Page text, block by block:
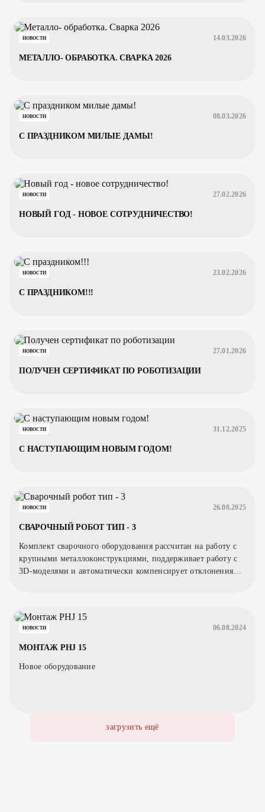
НОВОСТИ 14.03.2026
МЕТАЛЛО- ОБРАБОТКА. СВАРКА 2026
НОВОСТИ 08.03.2026
С ПРАЗДНИКОМ МИЛЫЕ ДАМЫ!
НОВОСТИ 27.02.2026
НОВЫЙ ГОД - НОВОЕ СОТРУДНИЧЕСТВО!
НОВОСТИ 23.02.2026
С ПРАЗДНИКОМ!!!
НОВОСТИ 27.01.2026
ПОЛУЧЕН СЕРТИФИКАТ ПО РОБОТИЗАЦИИ
НОВОСТИ 31.12.2025
С НАСТУПАЮЩИМ НОВЫМ ГОДОМ!
НОВОСТИ 26.08.2025
СВАРОЧНЫЙ РОБОТ ТИП - 3
Комплект сварочного оборудования рассчитан на работу с
крупными металлоконструкциями, поддерживает работу с
3D-моделями и автоматически компенсирует отклонения
НОВОСТИ 06.08.2024
МОНТАЖ PHJ 15
Новое оборудование
загрузить ещё